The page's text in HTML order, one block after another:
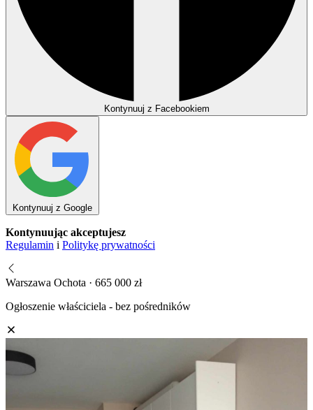
Kontynuuj z Facebookiem
Kontynuuj z Google
Kontynuując akceptujesz
Regulamin i Politykę prywatności
Warszawa Ochota · 665 000 zł
Ogłoszenie właściciela - bez pośredników